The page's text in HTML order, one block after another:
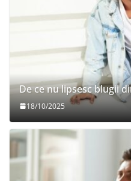
De ce nu lipsesc blugii
18/10/2025